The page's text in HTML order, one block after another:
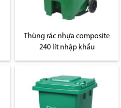
Thùng rác nhựa composite
240 lít nhập khẩu